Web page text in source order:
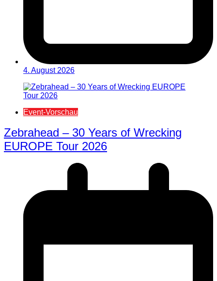
4. August 2026
Event-Vorschau
Zebrahead – 30 Years of Wrecking
EUROPE Tour 2026